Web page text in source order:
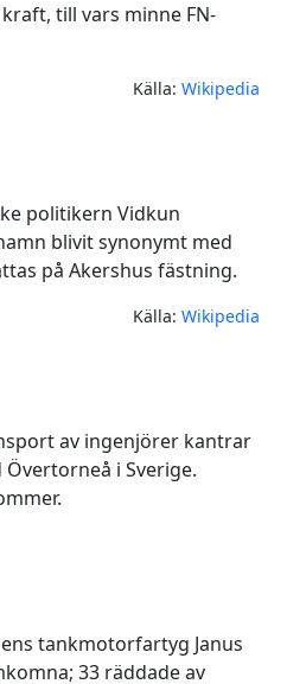
till vars minne FN-
Källa:Wikipedia
politikern Vidkun
blivit synonymt med
på Akershus fästning.
Källa:Wikipedia
av ingenjörer kantrar
i Sverige.
tankmotorfartyg Janus
33 räddade av